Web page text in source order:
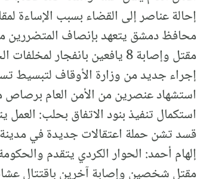
إحالة عناصر إلى القضاء بسبب الإساءة
محافظ دمشق يتعهد بإنصاف المتضررين
مقتل وإصابة 8 يافعين بانفجار لمخلفات الحرب في درعا.
إجراء جديد من وزارة الأوقاف لتبسيط
استشهاد عنصرين من الأمن العام
استكمال تنفيذ بنود الاتفاق بحلب:
قسد تشن حملة اعتقالات جديدة في مدينة
إلهام أحمد: الحوار الكردي يتقدم
مقتل شخصين وإصابة آخرين باقتتال